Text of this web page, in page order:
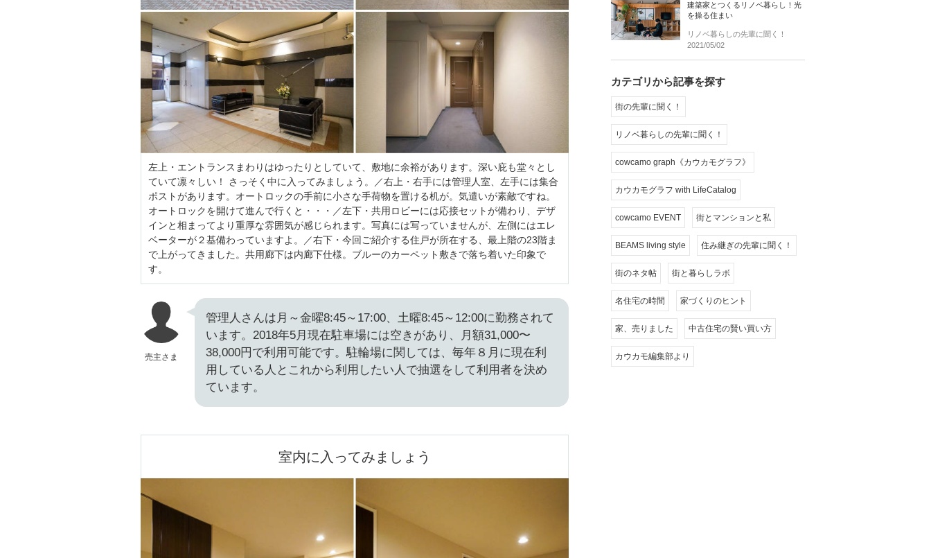
左上・エントランスまわりはゆったりとしていて、敷地に余裕があります。深い庇も堂々とし
ていて凛々しい！ さっそく中に入ってみましょう。／右上・右手には管理人室、左手には集合
ポストがあります。オートロックの手前に小さな手荷物を置ける机が。気遣いが素敵ですね。
オートロックを開けて進んで行くと・・・／左下・共用ロビーには応接セットが備わり、デザ
インと相まってより重厚な雰囲気が感じられます。写真には写っていませんが、左側にはエレ
ベーターが２基備わっていますよ。／右下・今回ご紹介する住戸が所在する、最上階の23階ま
で上がってきました。共用廊下は内廊下仕様。ブルーのカーペット敷きで落ち着いた印象で
す。
売主さま
管理人さんは月～金曜8:45～17:00、土曜8:45～12:00に勤務されて
います。2018年5月現在駐車場には空きがあり、月額31,000〜
38,000円で利用可能です。駐輪場に関しては、毎年８月に現在利
用している人とこれから利用したい人で抽選をして利用者を決め
ています。
室内に入ってみましょう
建築家とつくるリノベ暮らし！光
を操る住まい
リノベ暮らしの先輩に聞く！
2021/05/02
カテゴリから記事を探す
街の先輩に聞く！
リノベ暮らしの先輩に聞く！
cowcamo graph《カウカモグラフ》
カウカモグラフ with LifeCatalog
cowcamo EVENT 街とマンションと私
BEAMS living style 住み継ぎの先輩に聞く！
街のネタ帖 街と暮らしラボ
名住宅の時間 家づくりのヒント
家、売りました 中古住宅の賢い買い方
カウカモ編集部より